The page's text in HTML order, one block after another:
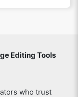
Editing Tools
who trust